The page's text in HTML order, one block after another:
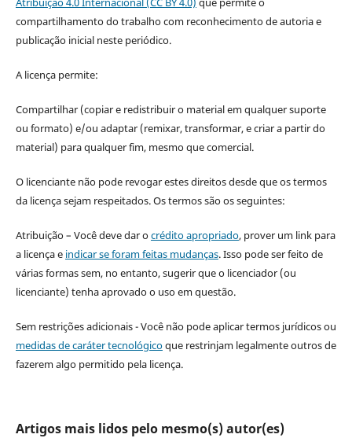
compartilhamento do trabalho com reconhecimento de autoria e
publicação inicial neste periódico.
A licença permite:
Compartilhar (copiar e redistribuir o material em qualquer suporte
ou formato) e/ou adaptar (remixar, transformar, e criar a partir do
material) para qualquer fim, mesmo que comercial.
O licenciante não pode revogar estes direitos desde que os termos
da licença sejam respeitados. Os termos são os seguintes:
Atribuição – Você deve dar ocrédito apropriado, prover um link para
a licença e indicar se foram feitas mudanças. Isso pode ser feito de
várias formas sem, no entanto, sugerir que o licenciador (ou
licenciante) tenha aprovado o uso em questão.
Sem restrições adicionais - Você não pode aplicar termos jurídicos ou
medidas de caráter tecnológicoque restrinjam legalmente outros de
fazerem algo permitido pela licença.
Artigos mais lidos pelo mesmo(s) autor(es)